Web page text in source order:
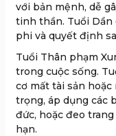
với bản mệnh, dễ
tinh thần. Tuổi Dần
phi và quyết định
Tuổi Thân phạm
trong cuộc sống.
cơ mất tài sản
trọng, áp dụng các
đức, hoặc đeo
hạn.